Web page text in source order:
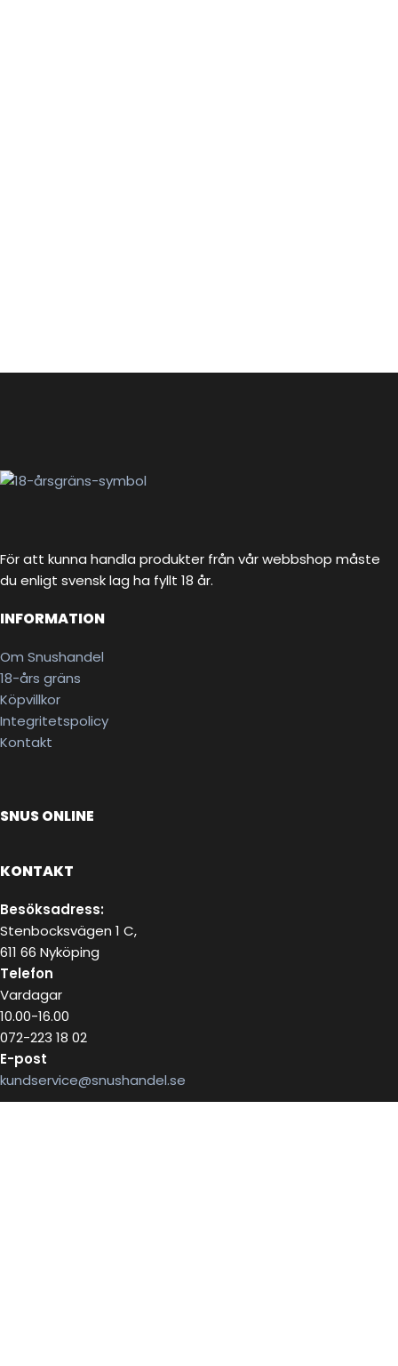
För att kunna handla produkter från vår webbshop måste
du enligt svensk lag ha fyllt 18 år.
INFORMATION
Om Snushandel
18-års gräns
Köpvillkor
Integritetspolicy
Kontakt
SNUS ONLINE
KONTAKT
Besöksadress:
Stenbocksvägen 1 C,
611 66 Nyköping
Telefon
Vardagar
10.00-16.00
072-223 18 02
E-post
kundservice@snushandel.se